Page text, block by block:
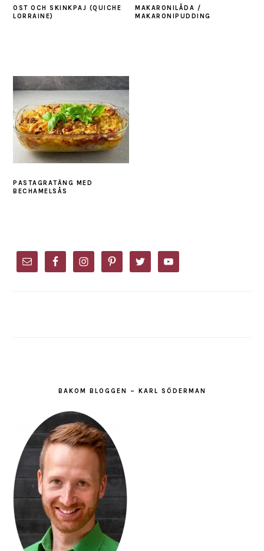
OST OCH SKINKPAJ (QUICHE
LORRAINE)
MAKARONILÅDA /
MAKARONIPUDDING
PASTAGRATÄNG MED
BECHAMELSÅS
SIDEBAR
BAKOM BLOGGEN – KARL SÖDERMAN